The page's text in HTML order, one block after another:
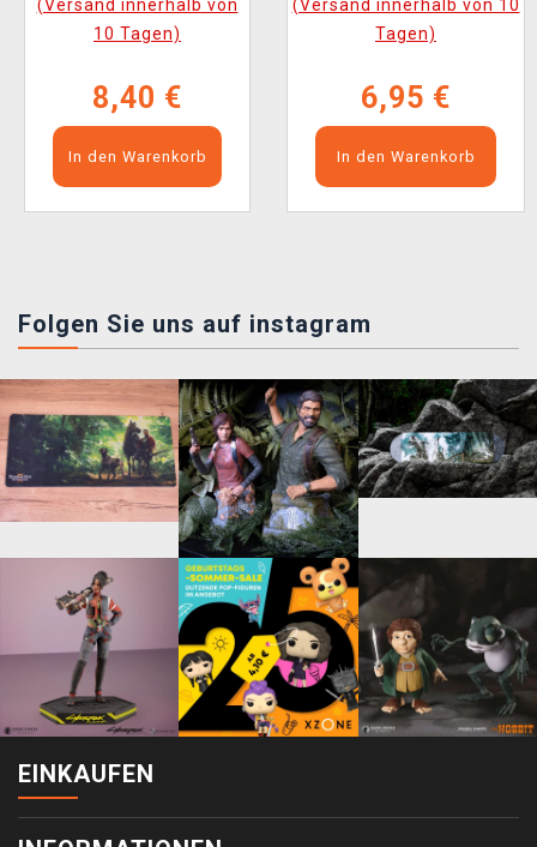
(Versand innerhalb von
10 Tagen)
8,40 €
In den Warenkorb
(Versand innerhalb von 10
Tagen)
6,95 €
In den Warenkorb
Folgen Sie uns auf instagram
EINKAUFEN